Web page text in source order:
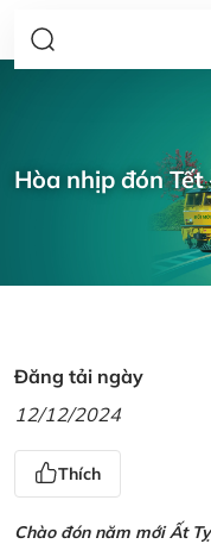
Hòa nhịp đón
Đăng tải ngày
12/12/2024
Thích
Chào đón năm mới Ất